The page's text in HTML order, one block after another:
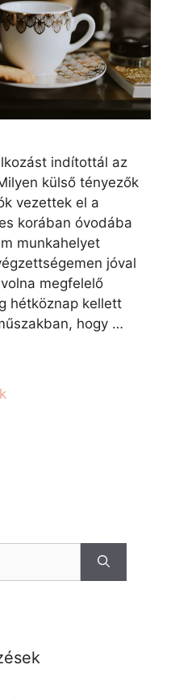
indítottál az
külső tényezők
vezettek el a
korában óvodába
munkahelyet
jóval
megfelelő
hétköznap kellett
hogy …